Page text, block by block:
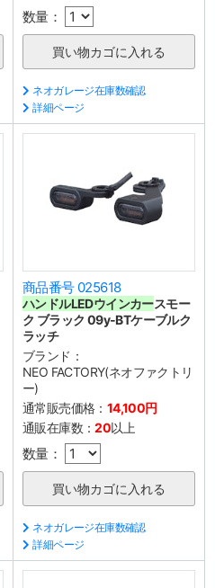
数量：
ネオガレージ在庫数確認
詳細ページ
商品番号 025618
ハンドルLEDウインカースモー
ク ブラック 09y-BTケーブルク
ラッチ
ブランド：
NEO FACTORY(ネオファクトリ
ー)
通常販売価格： 14,100円
通販在庫数：20以上
数量：
ネオガレージ在庫数確認
詳細ページ